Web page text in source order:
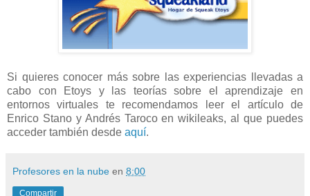
Si quieres conocer más sobre las experiencias llevadas a
cabo con Etoys y las teorías sobre el aprendizaje en
entornos virtuales te recomendamos leer el artículo de
Enrico Stano y Andrés Taroco en wikileaks, al que puedes
acceder también desde aquí.
Profesores en la nube en 8:00
Compartir